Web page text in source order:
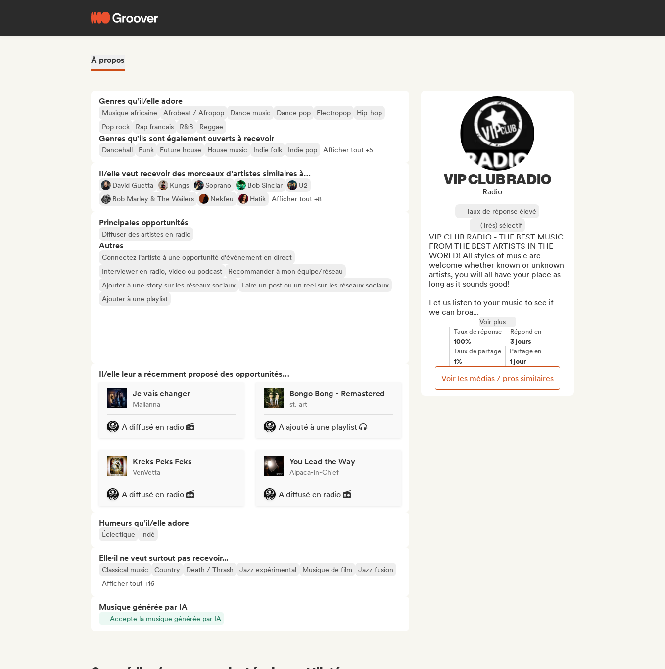
À propos
Genres qu’il/elle adore
Musique africaine Afrobeat / Afropop Dance music Dance pop Electropop
Hip-hop
Pop rock
Rap francais R&B Reggae
Genres qu'ils sont également ouverts à recevoir
Dancehall Funk Future house House music Indie folk Indie pop Afficher tout +5
Il/elle veut recevoir des morceaux d’artistes similaires à…
David Guetta Kungs Soprano Bob Sinclar
U2
Bob Marley & The Wailers
Nekfeu Hatik Afficher tout +8
Principales opportunités
Diffuser des artistes en radio
Autres
Connectez l'artiste à une opportunité d'événement en direct
Interviewer en radio, video ou podcast
Recommander à mon équipe/réseau
Ajouter à une story sur les réseaux sociaux
Faire un post ou un reel sur les réseaux sociaux
Ajouter à une playlist
Il/elle leur a récemment proposé des opportunités…
Je vais changer
Malianna
A diffusé en radio
Bongo Bong - Remastered
st. art
A ajouté à une playlist
Kreks Peks Feks
VenVetta
A diffusé en radio
You Lead the Way
Alpaca-in-Chief
A diffusé en radio
Humeurs qu’il/elle adore
Éclectique Indé
Elle·il ne veut surtout pas recevoir...
Classical music Country Death / Thrash Jazz expérimental Musique de film
Jazz fusion
Afficher tout +16
Musique générée par IA
Accepte la musique générée par IA
VIP CLUB RADIO
Radio
Taux de réponse élevé
(Très) sélectif
VIP CLUB RADIO - THE BEST MUSIC
FROM THE BEST ARTISTS IN THE
WORLD! All styles of music are
welcome whether known or unknown
artists, you will all have your place as
long as it sounds good!
Let us listen to your music to see if
we can broa...
Voir plus
Taux de réponse
100%
Répond en
3 jours
Taux de partage
1%
Partage en
1 jour
Voir les médias / pros similaires